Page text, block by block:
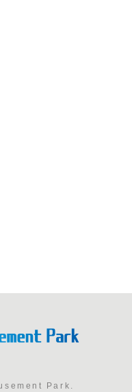
Park.